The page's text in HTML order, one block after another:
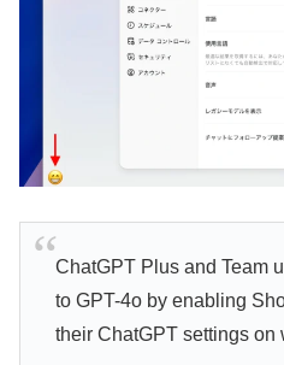
ChatGPT Plus and Team
to GPT-4o by enabling
their ChatGPT settings on